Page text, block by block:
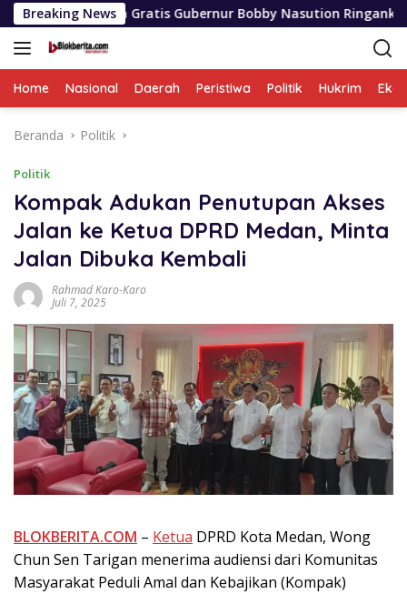
Langsung
ke
konten
Breaking News
Gratis Gubernur Bobby Nasution Ringankan Beban Orang
Home Nasional Daerah Peristiwa Politik Hukrim
Beranda Politik
Politik
Kompak Adukan Penutupan Akses
Jalan ke Ketua DPRD Medan, Minta
Jalan Dibuka Kembali
Rahmad Karo-Karo
Juli 7, 2025
BLOKBERITA.COM – Ketua DPRD Kota Medan, Wong
Chun Sen Tarigan menerima audiensi dari Komunitas
Masyarakat Peduli Amal dan Kebajikan (Kompak)